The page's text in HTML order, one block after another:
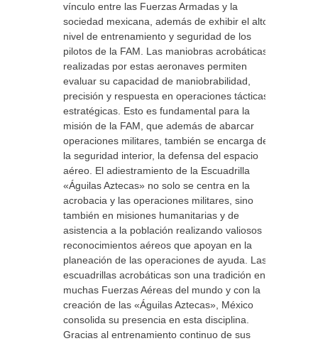
vínculo entre las Fuerzas Armadas y la
sociedad mexicana, además de exhibir el alto
nivel de entrenamiento y seguridad de los
pilotos de la FAM. Las maniobras acrobáticas
realizadas por estas aeronaves permiten
evaluar su capacidad de maniobrabilidad,
precisión y respuesta en operaciones tácticas y
estratégicas. Esto es fundamental para la
misión de la FAM, que además de abarcar
operaciones militares, también se encarga de
la seguridad interior, la defensa del espacio
aéreo. El adiestramiento de la Escuadrilla
«Águilas Aztecas» no solo se centra en la
acrobacia y las operaciones militares, sino
también en misiones humanitarias y de
asistencia a la población realizando valiosos
reconocimientos aéreos que apoyan en la
planeación de las operaciones de ayuda. Las
escuadrillas acrobáticas son una tradición en
muchas Fuerzas Aéreas del mundo y con la
creación de las «Águilas Aztecas», México
consolida su presencia en esta disciplina.
Gracias al entrenamiento continuo de sus